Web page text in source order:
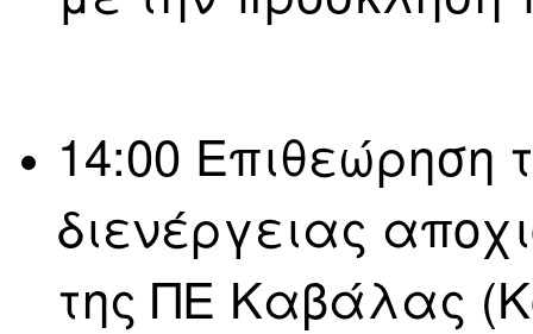
14:00 Επιθεώρηση
διενέργειας
της ΠΕ Καβάλας